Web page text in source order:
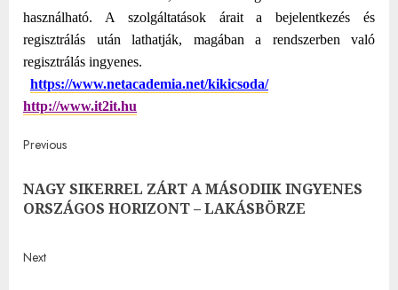
használható. A szolgáltatások árait a bejelentkezés és
regisztrálás után lathatják, magában a rendszerben való
regisztrálás ingyenes.
https://www.netacademia.net/kikicsoda/
http://www.it2it.hu
Post
navigation
Previous
NAGY SIKERREL ZÁRT A MÁSODIIK INGYENES
ORSZÁGOS HORIZONT – LAKÁSBÖRZE
Next